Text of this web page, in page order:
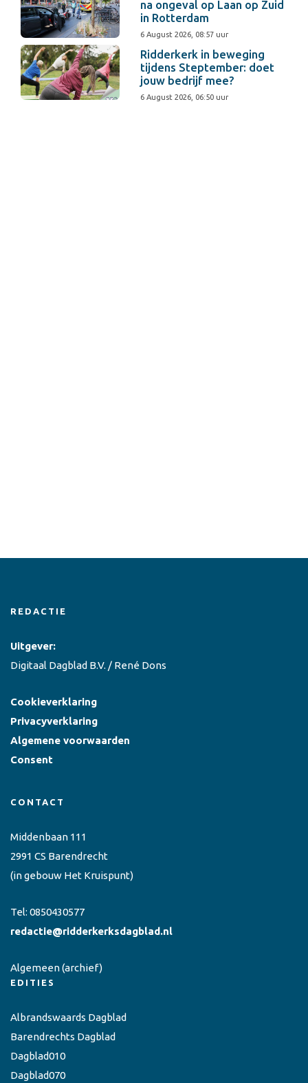
na ongeval op Laan op Zuid
in Rotterdam
6 August 2026, 08:57 uur
Ridderkerk in beweging
tijdens Steptember: doet
jouw bedrijf mee?
6 August 2026, 06:50 uur
REDACTIE
Uitgever:
Digitaal Dagblad B.V. / René Dons
Cookieverklaring
Privacyverklaring
Algemene voorwaarden
Consent
CONTACT
Middenbaan 111
2991 CS Barendrecht
(in gebouw Het Kruispunt)
Tel: 0850430577
redactie@ridderkerksdagblad.nl
Algemeen(archief)
EDITIES
Albrandswaards Dagblad
Barendrechts Dagblad
Dagblad010
Dagblad070